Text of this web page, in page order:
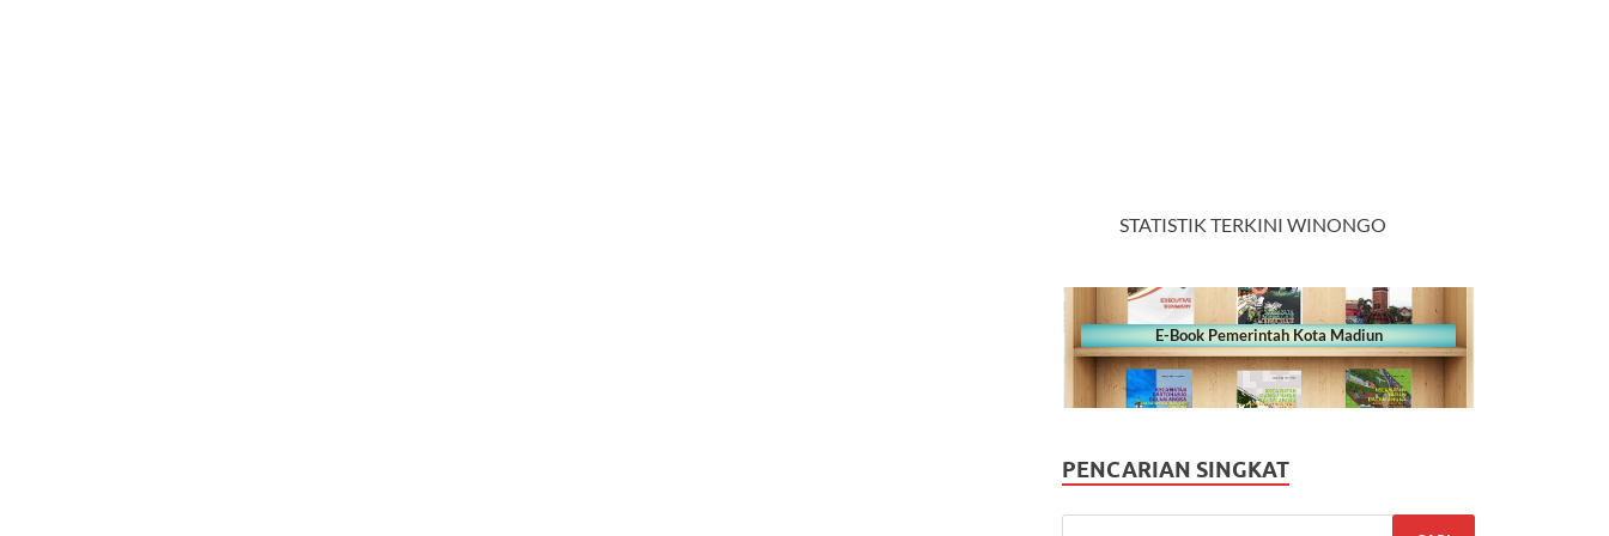
STATISTIK TERKINI WINONGO
E-Book Pemerintah Kota Madiun
PENCARIAN SINGKAT